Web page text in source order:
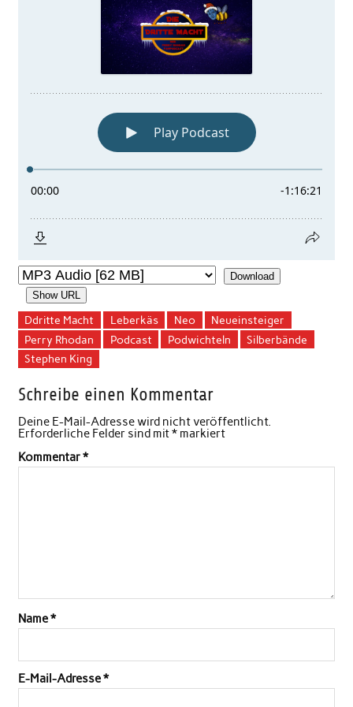
Download
Show URL
Ddritte Macht Leberkäs Neo
Neueinsteiger
Perry Rhodan
Podcast Podwichteln
Silberbände
Stephen King
Schreibe einen Kommentar
Deine E-Mail-Adresse wird nicht veröffentlicht.
Erforderliche Felder sind mit*markiert
Kommentar*
Name*
E-Mail-Adresse*